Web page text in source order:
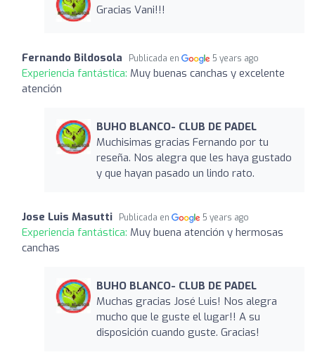
Gracias Vani!!!
Fernando Bildosola Publicada en 5 years ago
Experiencia fantástica: Muy buenas canchas y excelente
atención
BUHO BLANCO- CLUB DE PADEL
Muchisimas gracias Fernando por tu
reseña. Nos alegra que les haya gustado
y que hayan pasado un lindo rato.
Jose Luis Masutti Publicada en 5 years ago
Experiencia fantástica: Muy buena atención y hermosas
canchas
BUHO BLANCO- CLUB DE PADEL
Muchas gracias José Luis! Nos alegra
mucho que le guste el lugar!! A su
disposición cuando guste. Gracias!